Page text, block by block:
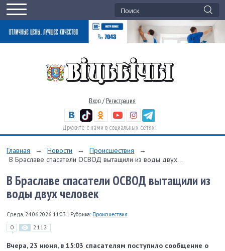
Вход / Регистрация
Дружите с нами в социальных сетях!
Главная → Новости → Происшествия
→
В Браславе спасатели ОСВОД вытащили из воды двух...
В Браславе спасатели ОСВОД вытащили из
воды двух человек
Среда, 24.06.2026 11:03 | Рубрика: Происшествия
0 2112
Вчера, 23 июня, в 15:03 спасателям поступило сообщение о